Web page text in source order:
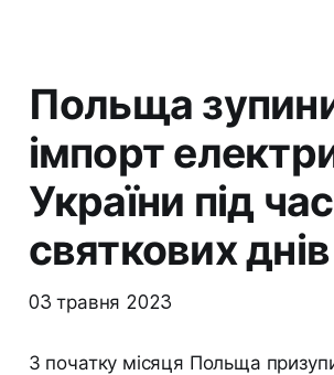
Польща
імпорт
України під час
святкових днів
03 травня 2023
З початку місяця Польща